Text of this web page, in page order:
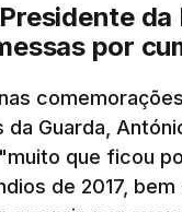
da
por
da Guarda,
que ficou
de 2017, bem